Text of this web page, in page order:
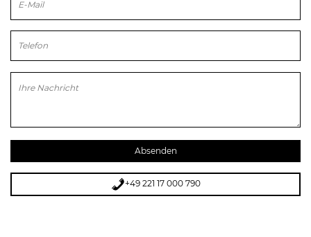
Bitte lasse dieses Feld leer.
+49 221 17 000 790